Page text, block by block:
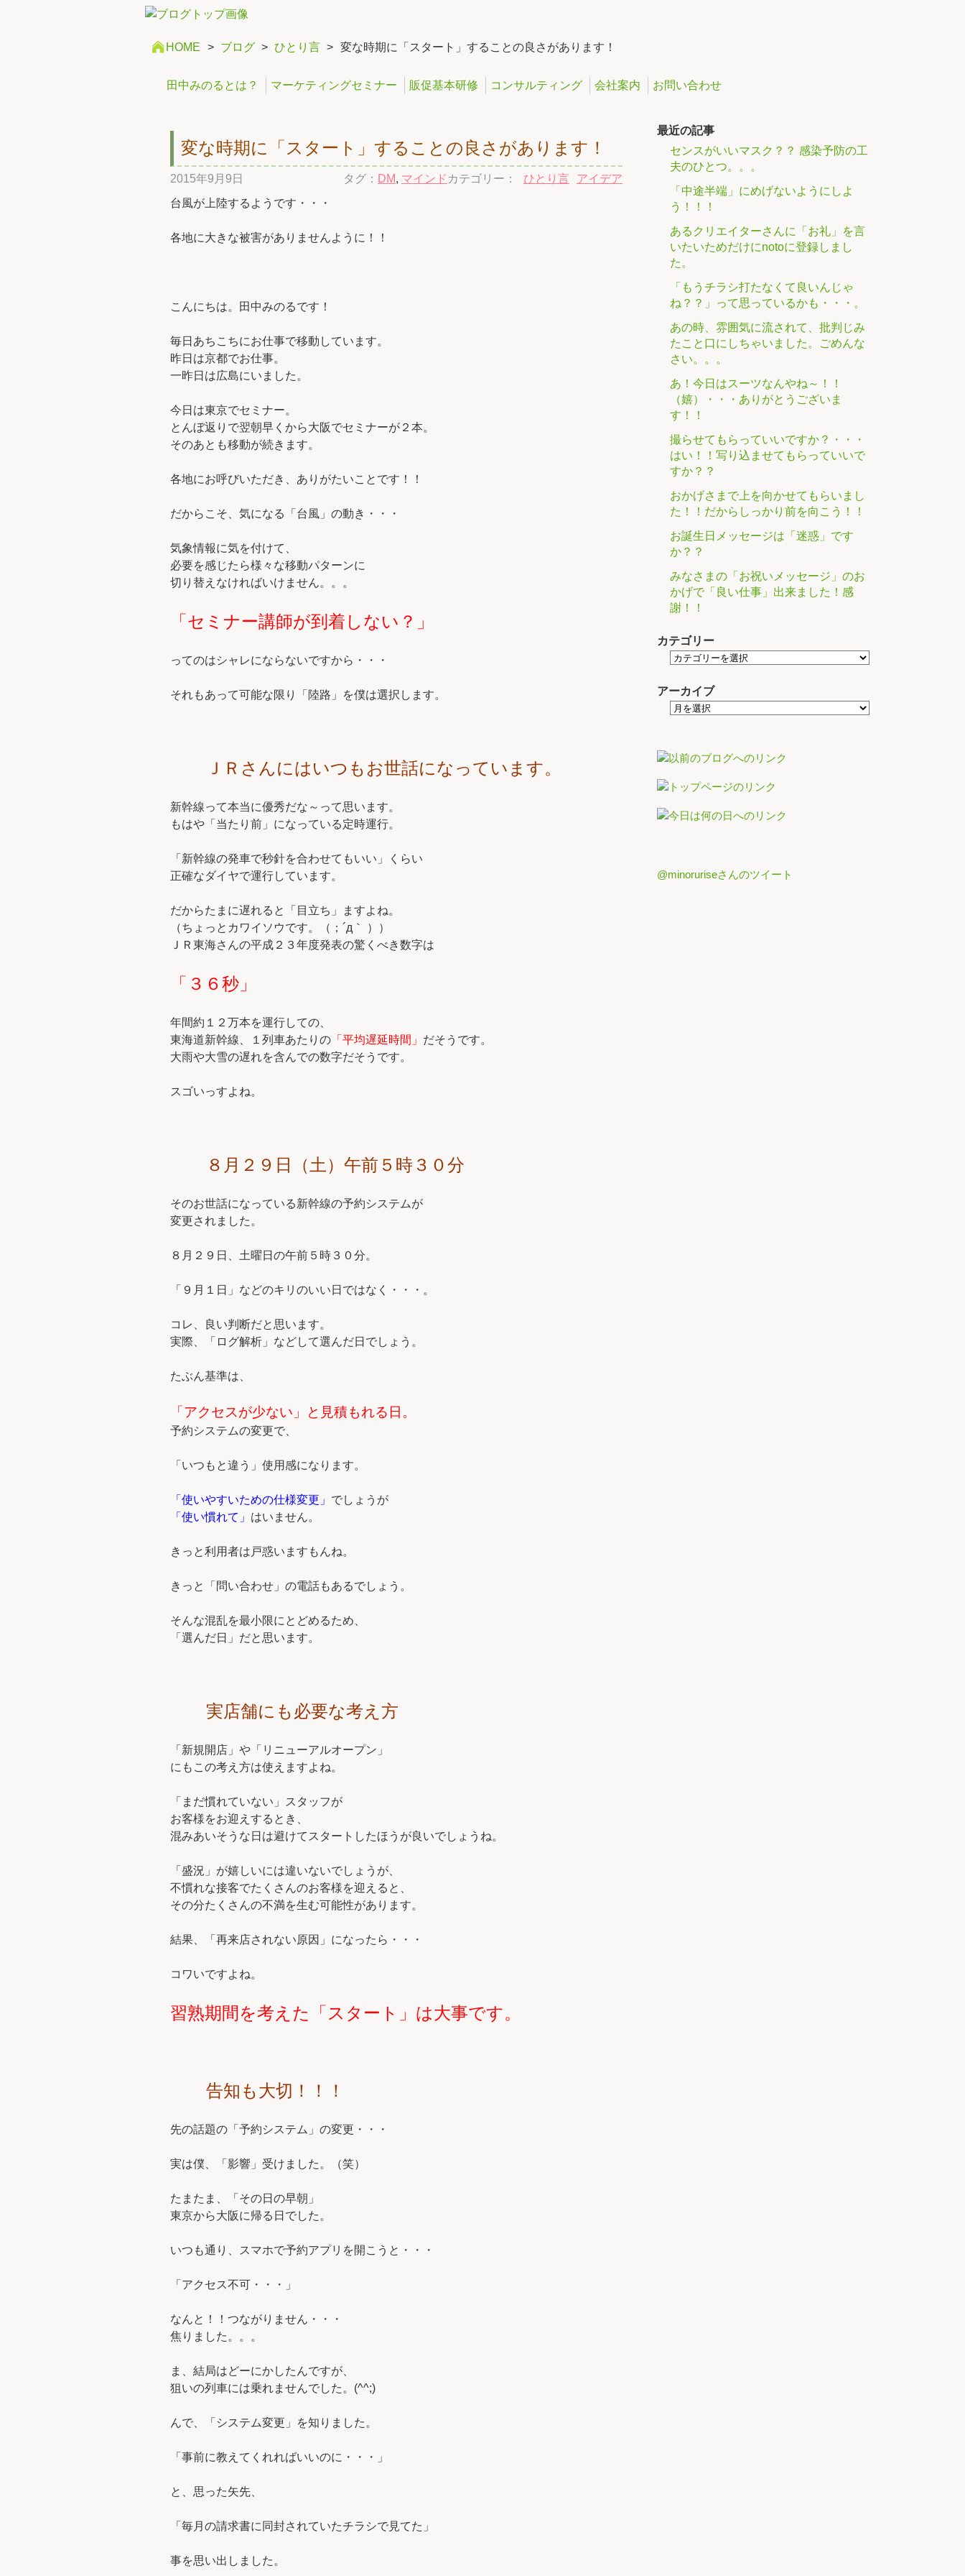
HOME > ブログ > ひとり言 > 変な時期に「スタート」することの良さがあります！
田中みのるとは？ マーケティングセミナー 販促基本研修 コンサルティング 会社案内 お問い合わせ
変な時期に「スタート」することの良さがあります！
2015年9月9日 カテゴリー： ひとり言 アイデア
タグ： DM, マインド
台風が上陸するようです・・・
各地に大きな被害がありませんように！！
こんにちは。田中みのるです！
毎日あちこちにお仕事で移動しています。
昨日は京都でお仕事。
一昨日は広島にいました。
今日は東京でセミナー。
とんぼ返りで翌朝早くから大阪でセミナーが２本。
そのあとも移動が続きます。
各地にお呼びいただき、ありがたいことです！！
だからこそ、気になる「台風」の動き・・・
気象情報に気を付けて、
必要を感じたら様々な移動パターンに
切り替えなければいけません。。。
「セミナー講師が到着しない？」
ってのはシャレにならないですから・・・
それもあって可能な限り「陸路」を僕は選択します。
ＪＲさんにはいつもお世話になっています。
新幹線って本当に優秀だな～って思います。
もはや「当たり前」になっている定時運行。
「新幹線の発車で秒針を合わせてもいい」くらい
正確なダイヤで運行しています。
だからたまに遅れると「目立ち」ますよね。
（ちょっとカワイソウです。（；´д｀ ））
ＪＲ東海さんの平成２３年度発表の驚くべき数字は
「３６秒」
年間約１２万本を運行しての、
東海道新幹線、１列車あたりの 「平均遅延時間」 だそうです。
大雨や大雪の遅れを含んでの数字だそうです。
スゴいっすよね。
８月２９日（土）午前５時３０分
そのお世話になっている新幹線の予約システムが
変更されました。
８月２９日、土曜日の午前５時３０分。
「９月１日」などのキリのいい日ではなく・・・。
コレ、良い判断だと思います。
実際、「ログ解析」などして選んだ日でしょう。
たぶん基準は、
「アクセスが少ない」と見積もれる日。
予約システムの変更で、
「いつもと違う」使用感になります。
「使いやすいための仕様変更」 でしょうが
「使い慣れて」 はいません。
きっと利用者は戸惑いますもんね。
きっと「問い合わせ」の電話もあるでしょう。
そんな混乱を最小限にとどめるため、
「選んだ日」だと思います。
実店舗にも必要な考え方
「新規開店」や「リニューアルオープン」
にもこの考え方は使えますよね。
「まだ慣れていない」スタッフが
お客様をお迎えするとき、
混みあいそうな日は避けてスタートしたほうが良いでしょうね。
「盛況」が嬉しいには違いないでしょうが、
不慣れな接客でたくさんのお客様を迎えると、
その分たくさんの不満を生む可能性があります。
結果、「再来店されない原因」になったら・・・
コワいですよね。
習熟期間を考えた「スタート」は大事です。
告知も大切！！！
先の話題の「予約システム」の変更・・・
実は僕、「影響」受けました。（笑）
たまたま、「その日の早朝」
東京から大阪に帰る日でした。
いつも通り、スマホで予約アプリを開こうと・・・
「アクセス不可・・・」
なんと！！つながりません・・・
焦りました。。。
ま、結局はどーにかしたんですが、
狙いの列車には乗れませんでした。(^^;)
んで、「システム変更」を知りました。
「事前に教えてくれればいいのに・・・」
と、思った矢先、
「毎月の請求書に同封されていたチラシで見てた」
事を思い出しました。
最近の記事
センスがいいマスク？？ 感染予防の工
夫のひとつ。。。
「中途半端」にめげないようにしよ
う！！！
あるクリエイターさんに「お礼」を言
いたいためだけにnotoに登録しまし
た。
「もうチラシ打たなくて良いんじゃ
ね？？」って思っているかも・・・。
あの時、雰囲気に流されて、批判じみ
たこと口にしちゃいました。ごめんな
さい。。。
あ！今日はスーツなんやね～！！
（嬉）・・・ありがとうございま
す！！
撮らせてもらっていいですか？・・・
はい！！写り込ませてもらっていいで
すか？？
おかげさまで上を向かせてもらいまし
た！！だからしっかり前を向こう！！
お誕生日メッセージは「迷惑」です
か？？
みなさまの「お祝いメッセージ」のお
かげで「良い仕事」出来ました！感
謝！！
カテゴリー
アーカイブ
@minoruriseさんのツイート